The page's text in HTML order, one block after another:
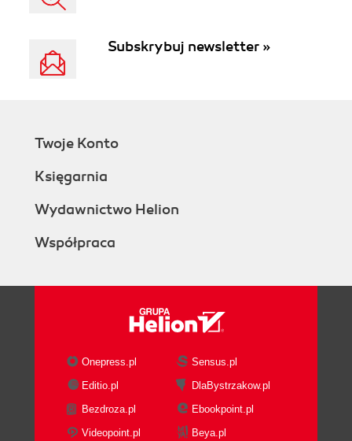
Subskrybuj newsletter »
Twoje Konto
Księgarnia
Wydawnictwo Helion
Współpraca
Onepress.pl
Sensus.pl
Editio.pl
DlaBystrzakow.pl
Bezdroza.pl
Ebookpoint.pl
Videopoint.pl
Beya.pl